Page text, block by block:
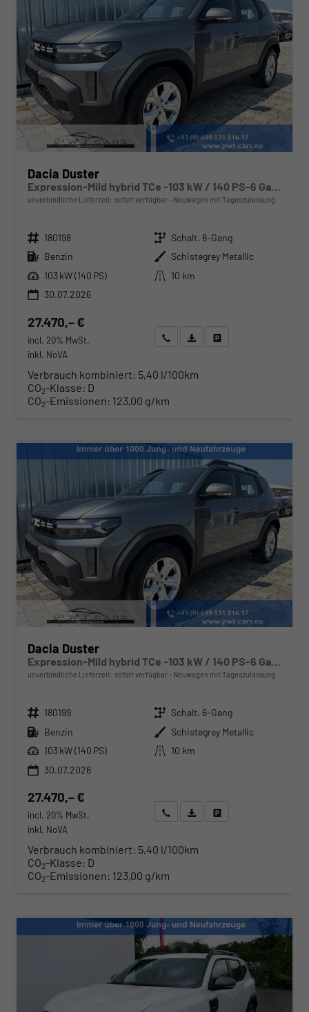
Dacia Duster
Expression-Mild hybrid TCe -103 kW / 140 PS-6 Gang-AHK abn.-NAVI-USB-DAB+-WINTERPAKET-PDC&Rückfahrkamera-Tempomat-LED-ALU 17"-sofort
unverbindliche Lieferzeit: sofort verfügbar Neuwagen mit Tageszulassung
Fahrzeugnr. 180198 Getriebe Schalt. 6-Gang
Kraftstoff Benzin Außenfarbe Schistegrey Metallic
Leistung 103 kW (140 PS) Kilometerstand
10 km
30.07.2026
27.470,– €
incl. 20% MwSt.
inkl. NoVA
Wir rufen Sie anAngebot drucken (PDF)
Verbrauch kombiniert: 5,40 l/100km
CO2-Klasse: D
CO2-Emissionen: 123,00 g/km
Dacia Duster
Expression-Mild hybrid TCe -103 kW / 140 PS-6 Gang-AHK abn.-NAVI-USB-DAB+-WINTERPAKET-PDC&Rückfahrkamera-Tempomat-LED-ALU 17"-sofort
unverbindliche Lieferzeit: sofort verfügbar Neuwagen mit Tageszulassung
Fahrzeugnr. 180199 Getriebe Schalt. 6-Gang
Kraftstoff Benzin Außenfarbe Schistegrey Metallic
Leistung 103 kW (140 PS) Kilometerstand
10 km
30.07.2026
27.470,– €
incl. 20% MwSt.
inkl. NoVA
Wir rufen Sie anAngebot drucken (PDF)
Verbrauch kombiniert: 5,40 l/100km
CO2-Klasse: D
CO2-Emissionen: 123,00 g/km